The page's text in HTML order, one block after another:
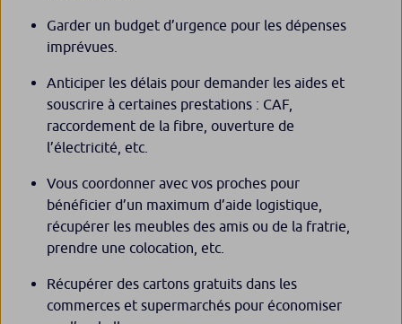
Garder un budget d’urgence pour les dépenses
imprévues.
Anticiper les délais pour demander les aides et
souscrire à certaines prestations : CAF,
raccordement de la fibre, ouverture de
l’électricité, etc.
Vous coordonner avec vos proches pour
bénéficier d’un maximum d’aide logistique,
récupérer les meubles des amis ou de la fratrie,
prendre une colocation, etc.
Récupérer des cartons gratuits dans les
commerces et supermarchés pour économiser